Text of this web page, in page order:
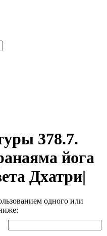
378.7.
йога
Дхатри|
одного или